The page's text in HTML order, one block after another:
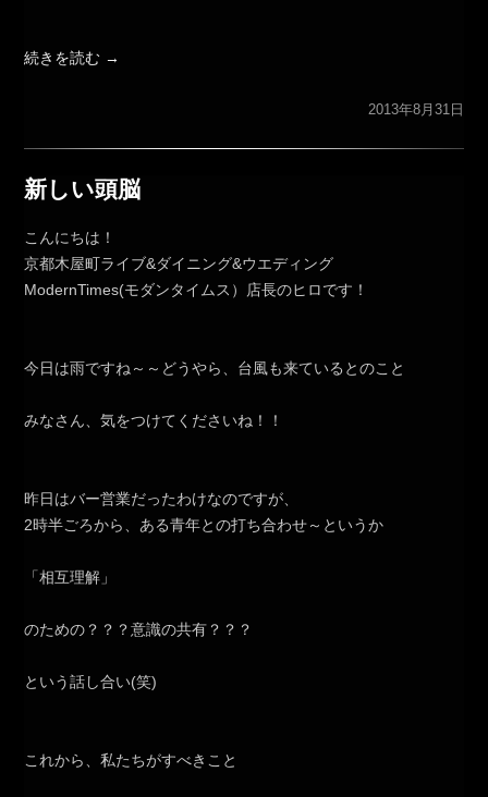
続きを読む →
2013年8月31日
新しい頭脳
こんにちは！
京都木屋町ライブ&ダイニング&ウエディング
ModernTimes(モダンタイムス）店長のヒロです！
今日は雨ですね～～どうやら、台風も来ているとのこと
みなさん、気をつけてくださいね！！
昨日はバー営業だったわけなのですが、
2時半ごろから、ある青年との打ち合わせ～というか
「相互理解」
のための？？？意識の共有？？？
という話し合い(笑)
これから、私たちがすべきこと